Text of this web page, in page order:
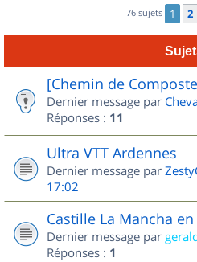
76 sujets 1 2
[Chemin de
Dernier message par
Réponses : 11
Ultra VTT Ardennes
Dernier message par
17:02
Castille La Mancha
Dernier message par
Réponses : 1